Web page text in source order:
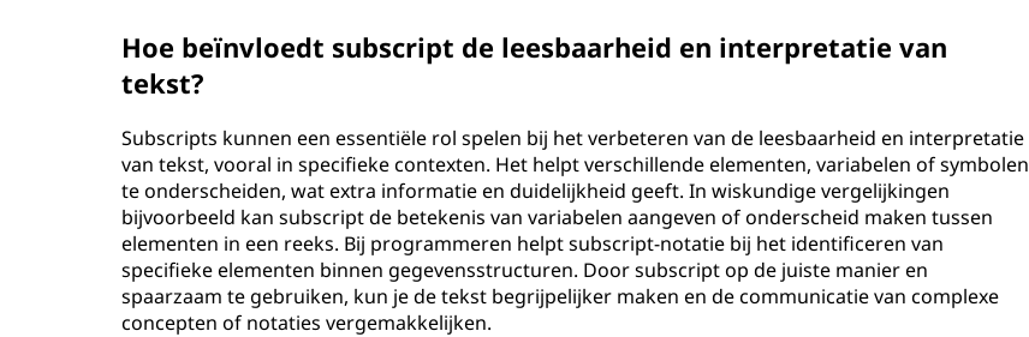
Hoe beïnvloedt subscript de leesbaarheid en interpretatie van
tekst?
Subscripts kunnen een essentiële rol spelen bij het verbeteren van de leesbaarheid en interpretatie
van tekst, vooral in specifieke contexten. Het helpt verschillende elementen, variabelen of symbolen
te onderscheiden, wat extra informatie en duidelijkheid geeft. In wiskundige vergelijkingen
bijvoorbeeld kan subscript de betekenis van variabelen aangeven of onderscheid maken tussen
elementen in een reeks. Bij programmeren helpt subscript-notatie bij het identificeren van
specifieke elementen binnen gegevensstructuren. Door subscript op de juiste manier en
spaarzaam te gebruiken, kun je de tekst begrijpelijker maken en de communicatie van complexe
concepten of notaties vergemakkelijken.